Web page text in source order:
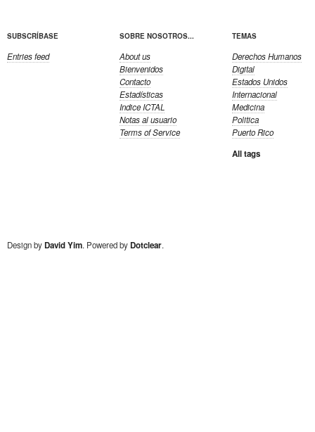
SUBSCRÍBASE
Entries feed
SOBRE NOSOTROS...
About us
Bienvenidos
Contacto
Estadísticas
Indice ICTAL
Notas al usuario
Terms of Service
TEMAS
Derechos Humanos
Digital
Estados Unidos
Internacional
Medicina
Politica
Puerto Rico
All tags
Design byDavid Yim. Powered byDotclear.